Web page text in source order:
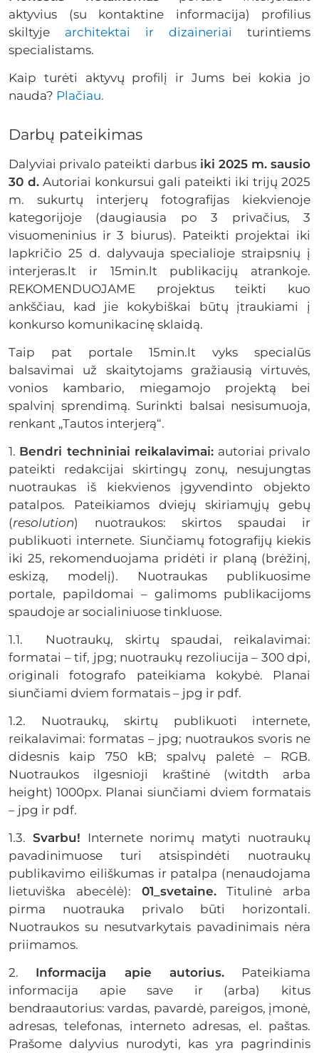
aktyvius (su kontaktine informacija) profilius
skiltyje architektai ir dizaineriai turintiems
specialistams.
Kaip turėti aktyvų profilį ir Jums bei kokia jo
nauda? Plačiau.
Darbų pateikimas
Dalyviai privalo pateikti darbus iki 2025 m. sausio
30 d. Autoriai konkursui gali pateikti iki trijų 2025
m. sukurtų interjerų fotografijas kiekvienoje
kategorijoje (daugiausia po 3 privačius, 3
visuomeninius ir 3 biurus). Pateikti projektai iki
lapkričio 25 d. dalyvauja specialioje straipsnių į
interjeras.lt ir 15min.lt publikacijų atrankoje.
REKOMENDUOJAME projektus teikti kuo
ankščiau, kad jie kokybiškai būtų įtraukiami į
konkurso komunikacinę sklaidą.
Taip pat portale 15min.lt vyks specialūs
balsavimai už skaitytojams gražiausią virtuvės,
vonios kambario, miegamojo projektą bei
spalvinį sprendimą. Surinkti balsai nesisumuoja,
renkant „Tautos interjerą“.
1. Bendri techniniai reikalavimai: autoriai privalo
pateikti redakcijai skirtingų zonų, nesujungtas
nuotraukas iš kiekvienos įgyvendinto objekto
patalpos. Pateikiamos dviejų skiriamųjų gebų
(resolution) nuotraukos: skirtos spaudai ir
publikuoti internete. Siunčiamų fotografijų kiekis
iki 25, rekomenduojama pridėti ir planą (brėžinį,
eskizą, modelį). Nuotraukas publikuosime
portale, papildomai – galimoms publikacijoms
spaudoje ar socialiniuose tinkluose.
1.1. Nuotraukų, skirtų spaudai, reikalavimai:
formatai – tif, jpg; nuotraukų rezoliucija – 300 dpi,
originali fotografo pateikiama kokybė. Planai
siunčiami dviem formatais – jpg ir pdf.
1.2. Nuotraukų, skirtų publikuoti internete,
reikalavimai: formatas – jpg; nuotraukos svoris ne
didesnis kaip 750 kB; spalvų paletė – RGB.
Nuotraukos ilgesnioji kraštinė (witdth arba
height) 1000px. Planai siunčiami dviem formatais
– jpg ir pdf.
1.3. Svarbu! Internete norimų matyti nuotraukų
pavadinimuose turi atsispindėti nuotraukų
publikavimo eiliškumas ir patalpa (nenaudojama
lietuviška abecėlė): 01_svetaine.Titulinė arba
pirma nuotrauka privalo būti horizontali.
Nuotraukos su nesutvarkytais pavadinimais nėra
priimamos.
2. Informacija apie autorius.Pateikiama
informacija apie save ir (arba) kitus
bendraautorius: vardas, pavardė, pareigos, įmonė,
adresas, telefonas, interneto adresas, el. paštas.
Prašome dalyvius nurodyti, kas yra pagrindinis